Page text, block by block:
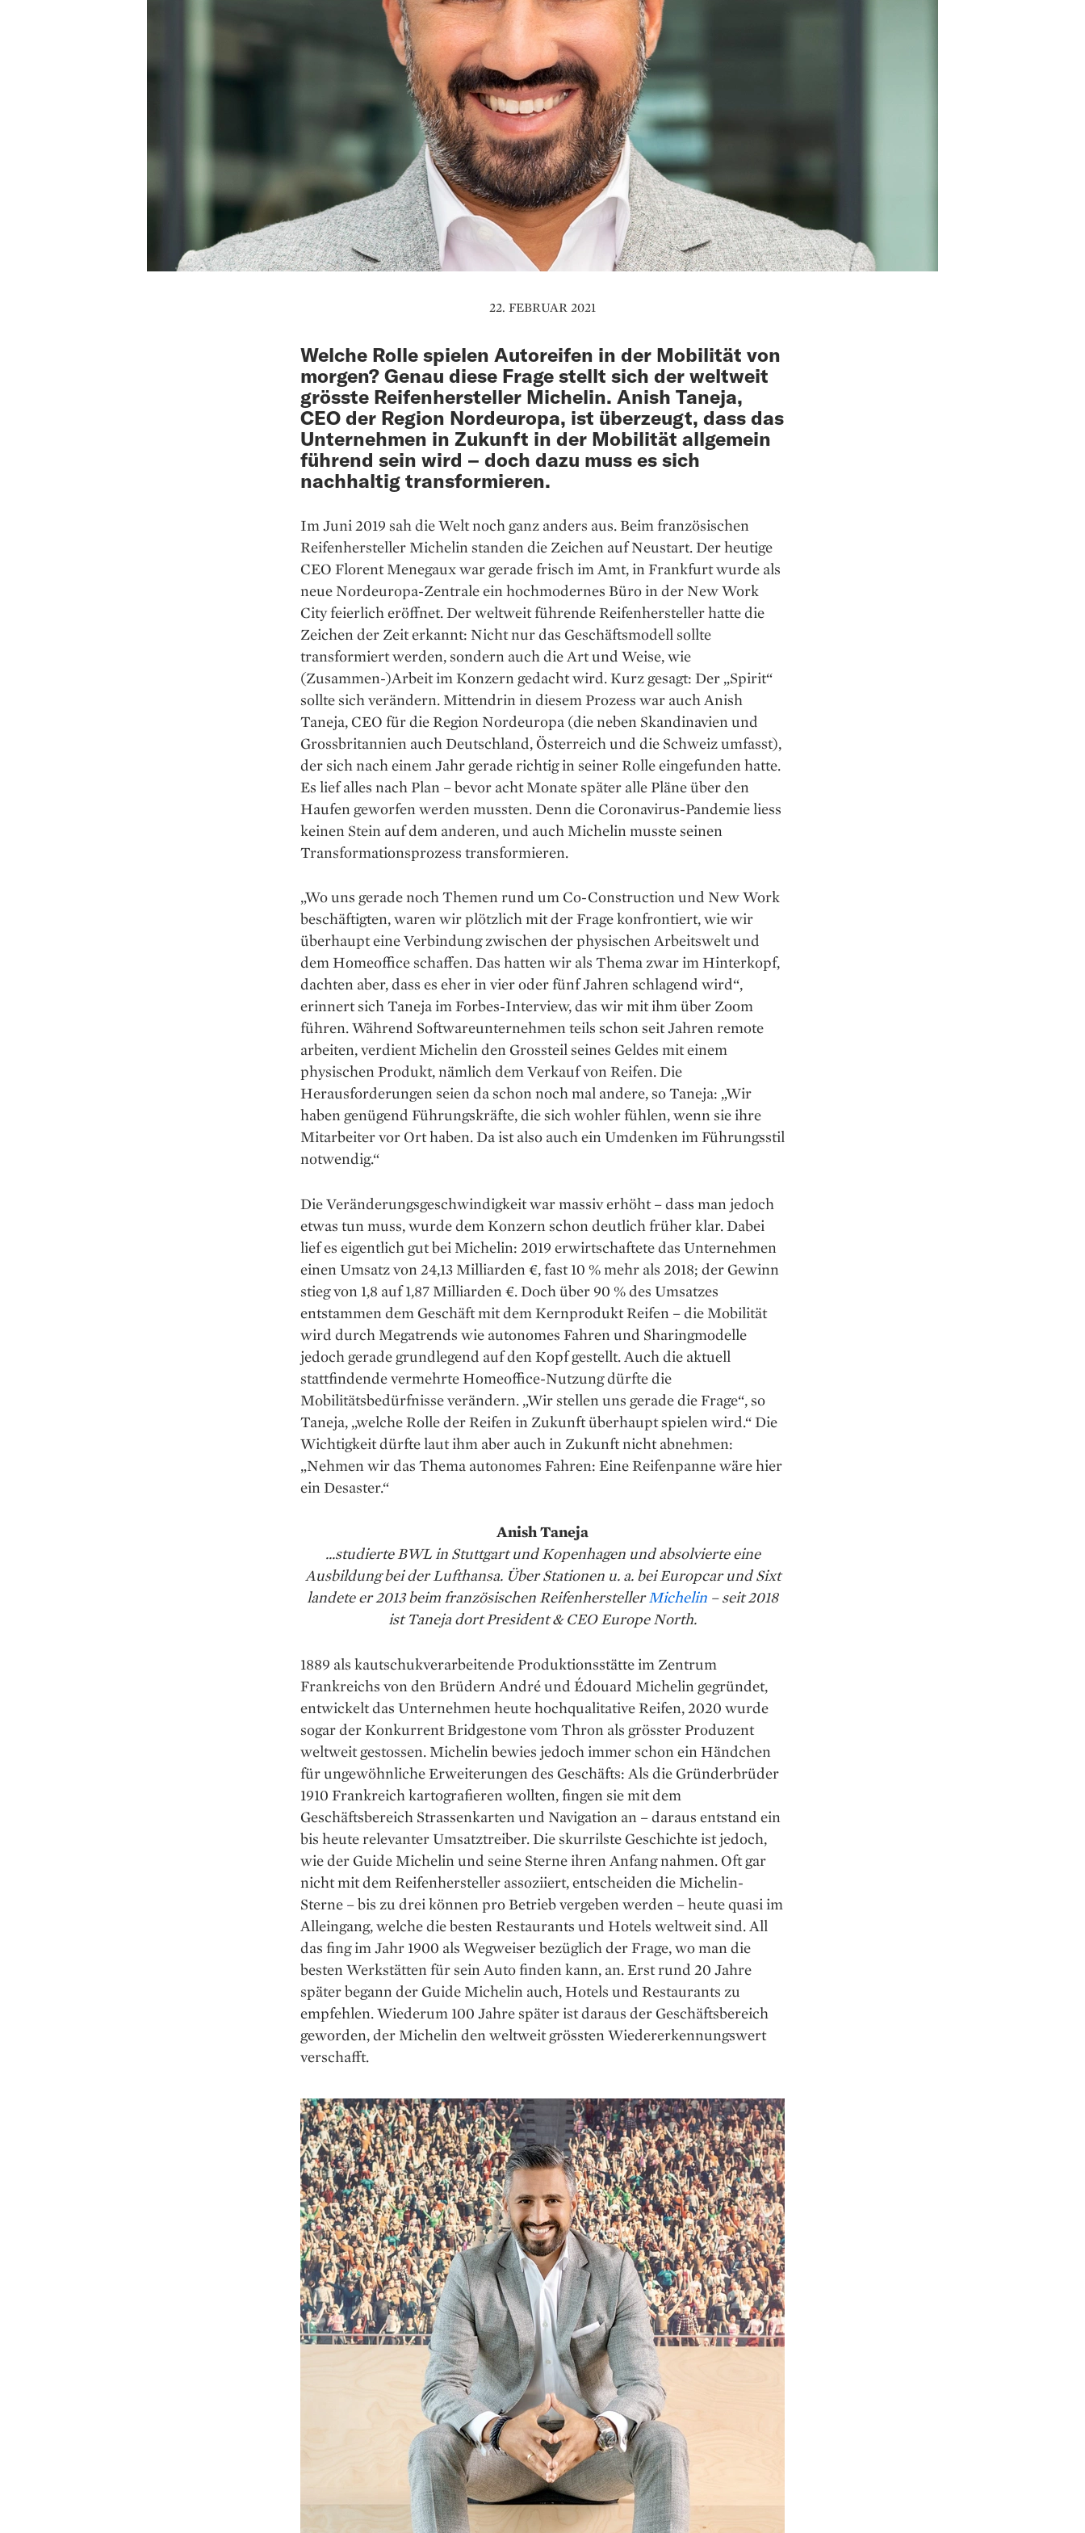
22. FEBRUAR 2021
Welche Rolle spielen Autoreifen in der Mobilität von
morgen? Genau diese Frage stellt sich der weltweit
grösste Reifenhersteller Michelin. Anish Taneja,
CEO der Region Nordeuropa, ist überzeugt, dass das
Unternehmen in Zukunft in der Mobilität allgemein
führend sein wird – doch dazu muss es sich
nachhaltig transformieren.
Im Juni 2019 sah die Welt noch ganz anders aus. Beim französischen
Reifenhersteller ­Michelin standen die Zeichen auf Neustart. Der ­heutige
CEO Florent Menegaux war gerade frisch im Amt, in Frankfurt wurde als
neue Nordeuropa-­Zentrale ein hochmodernes Büro in der New Work
City feierlich eröffnet. Der weltweit führende Reifenhersteller hatte die
Zeichen der Zeit erkannt: Nicht nur das Geschäftsmodell sollte
transformiert werden, sondern auch die Art und Weise, wie
(Zusammen-)Arbeit im Konzern gedacht wird. Kurz gesagt: Der „Spirit“
sollte sich verändern. Mittendrin in diesem Prozess war auch Anish
Taneja, CEO für die Region Nord­europa (die neben Skandinavien und
Grossbritannien auch Deutschland, Österreich und die Schweiz umfasst),
der sich nach einem Jahr gerade ­richtig in seiner Rolle eingefunden hatte.
Es lief alles nach Plan – bevor acht Monate später alle ­Pläne über den
Haufen geworfen werden mussten. Denn die Coronavirus-Pandemie liess
keinen Stein auf dem anderen, und auch Michelin musste seinen
Transformations­prozess transformieren.
„Wo uns gerade noch Themen rund um ­Co-Construction und New Work
beschäftigten, waren wir plötzlich mit der Frage konfrontiert, wie wir
überhaupt eine Verbindung zwischen der physischen Arbeitswelt und
dem Homeoffice schaffen. Das hatten wir als Thema zwar im Hinterkopf,
dachten aber, dass es eher in vier oder fünf Jahren schlagend wird“,
erinnert sich Taneja im Forbes-Interview, das wir mit ihm über Zoom
führen. Während Softwareunternehmen teils schon seit Jahren remote
arbeiten, verdient Michelin den Grossteil seines Geldes mit einem
physischen Produkt, nämlich dem Verkauf von Reifen. Die
Herausforderungen seien da schon noch mal andere, so Taneja: „Wir
haben genügend Führungskräfte, die sich wohler fühlen, wenn sie ihre
Mitarbeiter vor Ort haben. Da ist also auch ein Umdenken im Führungsstil
notwendig.“
Die Veränderungsgeschwindigkeit war ­massiv erhöht – dass man jedoch
etwas tun muss, wurde dem Konzern schon deutlich früher klar. Dabei
lief es eigentlich gut bei ­Michelin: 2019 erwirtschaftete das Unternehmen
einen Umsatz von 24,13 Milliarden €, fast 10 % mehr als 2018; der Gewinn
stieg von 1,8 auf 1,87 Milliarden €. Doch über 90 % des Umsatzes
entstammen dem Geschäft mit dem Kernprodukt Reifen – die Mobilität
wird durch Megatrends wie autonomes Fahren und Sharingmodelle
jedoch gerade grundlegend auf den Kopf gestellt. Auch die aktuell
stattfindende ­vermehrte Homeoffice-Nutzung dürfte die
Mobilitätsbedürfnisse verändern. „Wir stellen uns gerade die Frage“, so
Taneja, „welche Rolle der Reifen in ­Zukunft überhaupt spielen wird.“ Die
Wichtig­keit dürfte laut ihm aber auch in Zukunft nicht abnehmen:
„Nehmen wir das Thema autonomes Fahren: Eine Reifenpanne wäre hier
ein Desaster.“
Anish Taneja
...studierte BWL in Stuttgart und Kopenhagen und absolvierte eine
Ausbildung bei der Lufthansa. Über Stationen u. a. bei Europcar und Sixt
landete er 2013 beim französischen ReifenherstellerMichelin – seit 2018
ist Taneja dort President & CEO Europe North.
1889 als kautschukverarbeitende Produktionsstätte im Zentrum
Frankreichs von den Brüdern André und Édouard Michelin ­gegründet,
entwickelt das Unternehmen heute hochquali­tative Reifen, 2020 wurde
sogar der Konkurrent Bridgestone vom Thron als grösster Produzent
weltweit gestossen. Michelin bewies jedoch immer schon ein Händchen
für ungewöhnliche ­Erweiterungen des Geschäfts: Als die Gründerbrüder
1910 Frankreich kartografieren wollten, fingen sie mit dem
Geschäftsbereich Strassen­karten und Navigation an – daraus entstand ein
bis heute relevanter Umsatztreiber. Die skurrilste Geschichte ist jedoch,
wie der Guide Michelin und seine Sterne ihren Anfang nahmen. Oft gar
nicht mit dem Reifenhersteller assoziiert, entscheiden die Michelin-
Sterne – bis zu drei können pro Betrieb vergeben werden – heute quasi im
Alleingang, welche die besten Restaurants und Hotels weltweit sind. All
das fing im Jahr 1900 als Wegweiser bezüglich der Frage, wo man die
besten Werkstätten für sein Auto finden kann, an. Erst rund 20 ­Jahre
später begann der Guide Michelin auch, Hotels und Restaurants zu
empfehlen. Wiederum 100 Jahre später ist daraus der Geschäftsbereich
geworden, der Michelin den weltweit grössten Wiedererkennungswert
verschafft.